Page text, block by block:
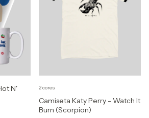
N'
Camiseta Katy Perry - Watch It
Burn (Scorpion)
2 cores